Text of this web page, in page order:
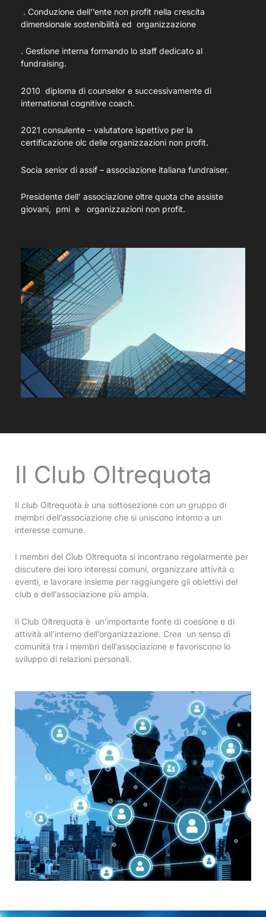
. Conduzione dell’’ente non profit nella crescita
dimensionale sostenibilità ed organizzazione
. Gestione interna formando lo staff dedicato al
fundraising.
2010 diploma di counselor e successivamente di
international cognitive coach.
2021 consulente – valutatore ispettivo per la
certificazione olc delle organizzazioni non profit.
Socia senior di assif – associazione italiana fundraiser.
Presidente dell’ associazione oltre quota che assiste
giovani, pmi e organizzazioni non profit.
Il Club Oltrequota
Il club Oltrequota è una sottosezione con un gruppo di
membri dell’associazione che si uniscono intorno a un
interesse comune.
I membri del Club Oltrequota si incontrano regolarmente per
discutere dei loro interessi comuni, organizzare attività o
eventi, e lavorare insieme per raggiungere gli obiettivi del
club e dell’associazione più ampia.
Il Club Oltrequota è un’importante fonte di coesione e di
attività all’interno dell’organizzazione. Crea un senso di
comunità tra i membri dell’associazione e favoriscono lo
sviluppo di relazioni personali.